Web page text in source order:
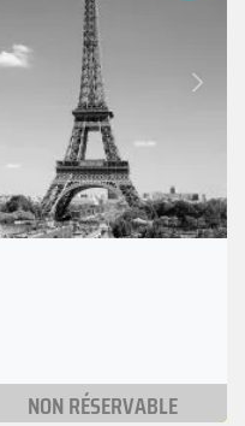
Suivant
NON RÉSERVABLE